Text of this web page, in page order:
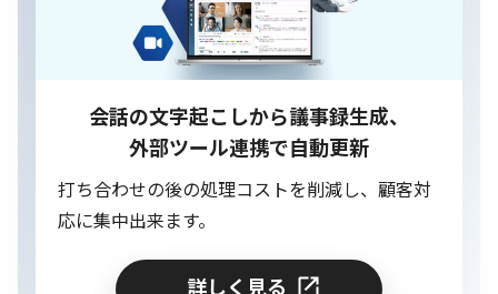
会話の文字起こしから議事録生成、
外部ツール連携で自動更新
打ち合わせの後の処理コストを削減し、顧客対
応に集中出来ます。
詳しく見る